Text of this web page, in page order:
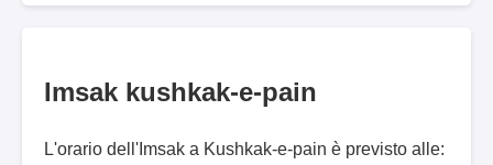
Imsak kushkak-e-pain
L'orario dell'Imsak a Kushkak-e-pain è previsto alle: